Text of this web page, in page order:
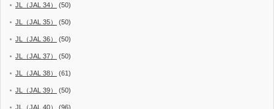
JL（JAL 34） (50)
JL（JAL 35） (50)
JL（JAL 36） (50)
JL（JAL 37） (50)
JL（JAL 38） (61)
JL（JAL 39） (50)
JL（JAL 40） (96)